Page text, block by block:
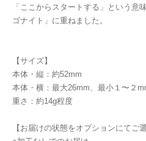
「ここからスタートする」という意
ゴナイト」に重ねました。
【サイズ】
本体・縦：約52mm
本体・横：最大26mm、最小１〜２
重さ：約14g程度
【お届けの状態をオプションにてご